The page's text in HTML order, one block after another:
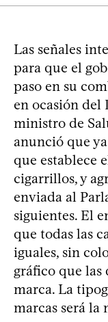
Las señales
para que el
paso en su
en ocasión del
ministro de
anunció que
que establece
cigarrillos, y
enviada al
siguientes. El
que todas las
iguales, sin
gráfico que las
marca. La
marcas será la